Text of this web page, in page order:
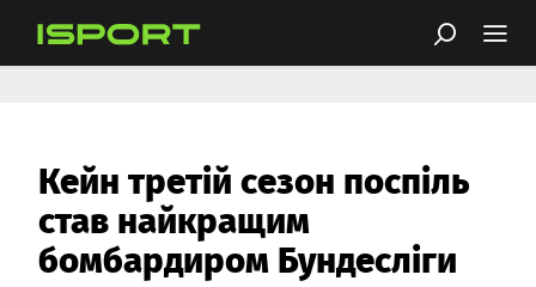
Кейн третій сезон поспіль
став найкращим
бомбардиром Бундесліги